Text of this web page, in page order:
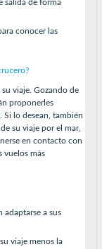
salida de forma
conocer las
viaje. Gozando de
proponerles
Si lo desean, también
su viaje por el mar,
en contacto con
vuelos más
adaptarse a sus
viaje menos la